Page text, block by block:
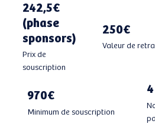
242,5€
(phase
sponsors)
Prix de
souscription
4
970€
Minimum de souscription
250€
Valeur de